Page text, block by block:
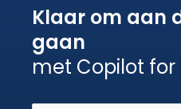
Klaar om aan
gaan
met Copilot for